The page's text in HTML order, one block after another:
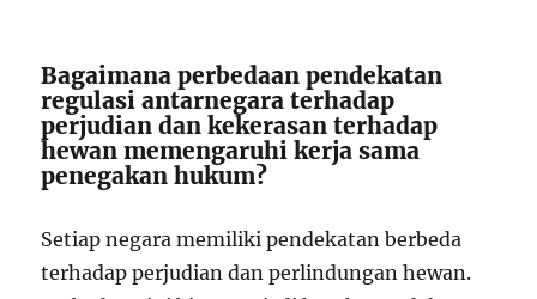
Bagaimana perbedaan pendekatan
regulasi antarnegara terhadap
perjudian dan kekerasan terhadap
hewan memengaruhi kerja sama
penegakan hukum?
Setiap negara memiliki pendekatan berbeda
terhadap perjudian dan perlindungan hewan.